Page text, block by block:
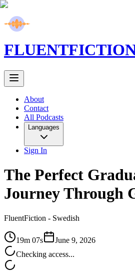
FLUENT
About
Contact
All Podcasts
Languages
Sign In
The Perfect
Journey Through
FluentFiction - Swedish
19m 07s
June 9, 2026
Checking access...